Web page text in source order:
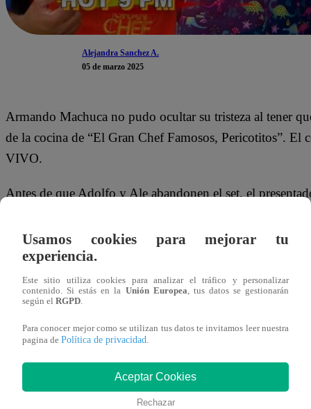
Alejandra Sanchez A.
05 de marzo 2025
Armando Machuca no pudo ocultar su tristeza al tener
de la cocina de “El Gran Chef Famosos, Pericotitos”. El
VIVO.
Antes de que Adolfo y Ale abandonen el set, el
‘trata de alegrarlos, de emocionarlos, de motivarlos,
especialmente, pensaba en ti querido amigo Adolfo
ahora que ya no están contigo”, aseguró Armando.
Usamos cookies para mejorar tu
experiencia.
Este sitio utiliza cookies para analizar el tráfico y personalizar
contenido. Si estás en la Unión Europea, tus datos se gestionarán
según el RGPD.
Para conocer mejor como se utilizan tus datos te invitamos leer nuestra
pagina de Política de privacidad.
Aceptar Cookies
Rechazar